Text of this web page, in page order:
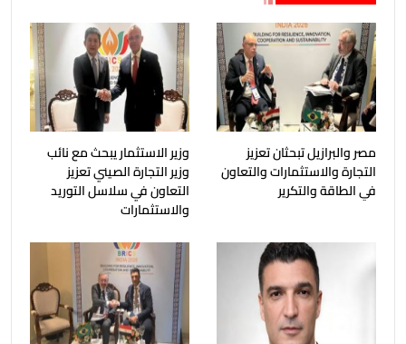
مصر والبرازيل تبحثان تعزيز
التجارة والاستثمارات والتعاون
في الطاقة والتكرير
وزير الاستثمار يبحث مع نائب
وزير التجارة الصيني تعزيز
التعاون في سلاسل التوريد
والاستثمارات